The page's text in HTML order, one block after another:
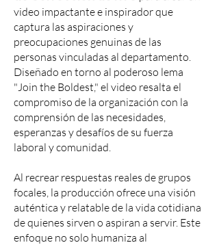
video impactante e inspirador que
captura las aspiraciones y
preocupaciones genuinas de las
personas vinculadas al departamento.
Diseñado en torno al poderoso lema
"Join the Boldest," el video resalta el
compromiso de la organización con la
comprensión de las necesidades,
esperanzas y desafíos de su fuerza
laboral y comunidad.
Al recrear respuestas reales de grupos
focales, la producción ofrece una visión
auténtica y relatable de la vida cotidiana
de quienes sirven o aspiran a servir. Este
enfoque no solo humaniza al